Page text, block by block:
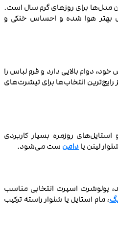
مدل‌ها برای روزهای گرم سال است.
بهتر هوا شده و احساس خنکی و
دوام بالایی دارد و فرم لباس را
انتخاب‌ها برای تیشرت‌های
روزمره بسیار کاربردی
لینن یا دامن ست می‌شود.
پولوشرت اسپرت انتخابی مناسب
، مام استایل یا شلوار راسته ترکیب